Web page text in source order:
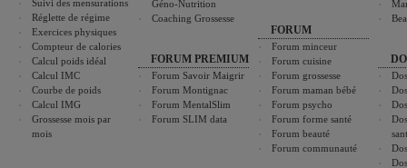
Suivi des mensurations
Réglette de régime
Exercices physiques
Compteur de calories
Calcul poids idéal
Calcul IMC
Courbe de poids
Calcul IMG
Grossesse mois par
mois
Géno-Nutrition
Coaching Grossesse
FORUM PREMIUM
Forum Savoir Maigrir
Forum Montignac
Forum MentalSlim
Forum SLIM data
FORUM
Forum minceur
Forum cuisine
Forum grossesse
Forum maman bébé
Forum psycho
Forum forme santé
Forum beauté
Forum communauté